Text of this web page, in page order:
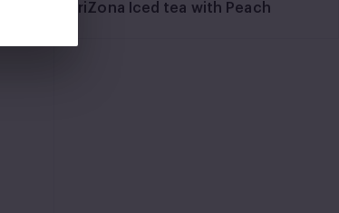
AriZona Iced tea with Peach